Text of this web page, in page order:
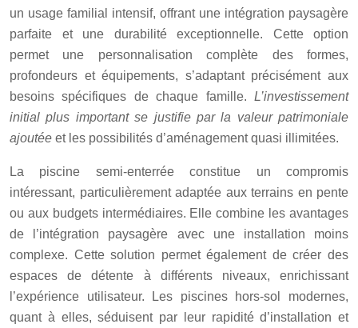
un usage familial intensif, offrant une intégration paysagère
parfaite et une durabilité exceptionnelle. Cette option
permet une personnalisation complète des formes,
profondeurs et équipements, s’adaptant précisément aux
besoins spécifiques de chaque famille. L’investissement
initial plus important se justifie par la valeur patrimoniale
ajoutée et les possibilités d’aménagement quasi illimitées.
La piscine semi-enterrée constitue un compromis
intéressant, particulièrement adaptée aux terrains en pente
ou aux budgets intermédiaires. Elle combine les avantages
de l’intégration paysagère avec une installation moins
complexe. Cette solution permet également de créer des
espaces de détente à différents niveaux, enrichissant
l’expérience utilisateur. Les piscines hors-sol modernes,
quant à elles, séduisent par leur rapidité d’installation et